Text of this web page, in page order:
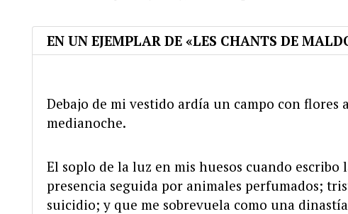
EN UN EJEMPLAR DE «LES CHANTS DE
Debajo de mi vestido ardía un campo con flores
medianoche.
El soplo de la luz en mis huesos cuando escribo
presencia seguida por animales perfumados;
suicidio; y que me sobrevuela como una